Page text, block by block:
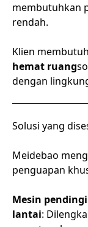
membutuhkan
rendah.
Klien
hemat ruang
dengan
Solusi yang
Meidebao
penguapan
Mesin
lantai: